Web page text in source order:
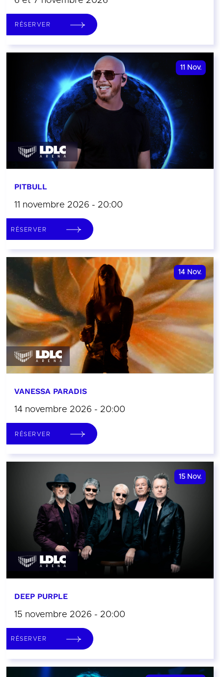
RÉSERVER
11 Nov.
PITBULL
11 novembre 2026 - 20:00
RÉSERVER
14 Nov.
VANESSA PARADIS
14 novembre 2026 - 20:00
RÉSERVER
15 Nov.
DEEP PURPLE
15 novembre 2026 - 20:00
RÉSERVER